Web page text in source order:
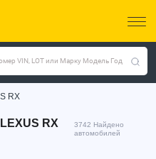
VIN, LOT или Марку Модель Год
RX
RX
3742 Найдено
автомобилей